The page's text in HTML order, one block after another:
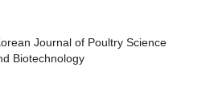
in Korean
Journal of Poultry Science
Biotechnology